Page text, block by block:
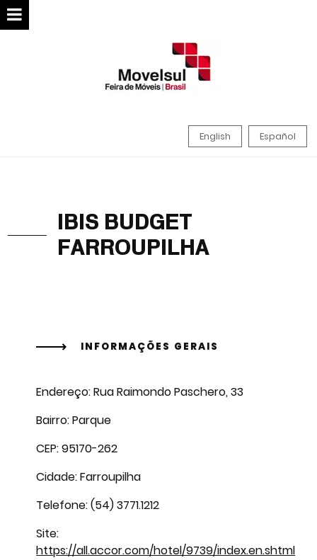
English Español
IBIS BUDGET
FARROUPILHA
INFORMAÇÕES GERAIS
Endereço: Rua Raimondo Paschero, 33
Bairro: Parque
CEP: 95170-262
Cidade: Farroupilha
Telefone: (54) 3771.1212
Site:
https://all.accor.com/hotel/9739/index.en.shtml